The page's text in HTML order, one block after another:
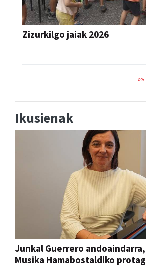
Zizurkilgo jaiak 2026
Ikusienak
Junkal Guerrero
Musika Hamabostaldiko